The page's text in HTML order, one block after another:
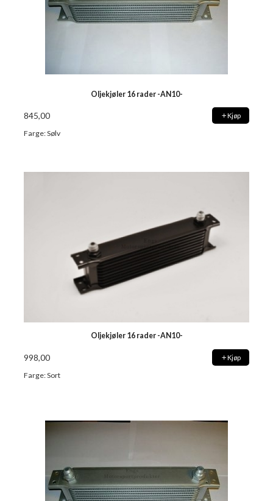
Oljekjøler 16 rader -AN10-
845,00 Kjøp
Farge: Sølv
Oljekjøler 16 rader -AN10-
998,00 Kjøp
Farge: Sort